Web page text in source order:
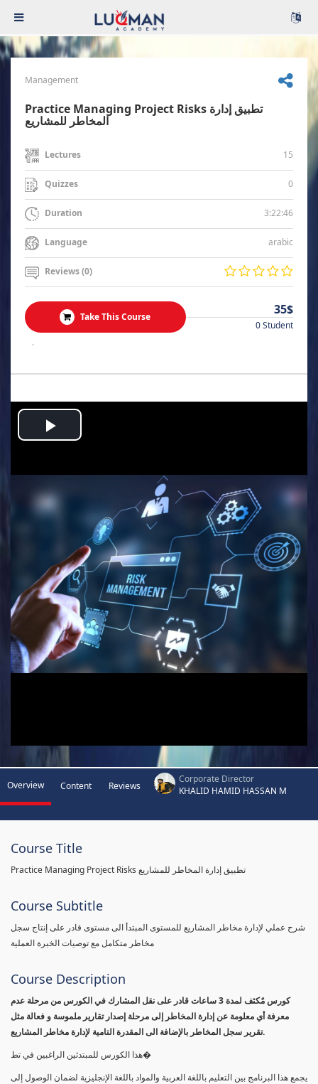
Management
Practice Managing Project Risks تطبيق إدارة
المخاطر للمشاريع
Lectures 15
Quizzes 0
Duration 3:22:46
Language arabic
Reviews (0)
Take This Course 35$
0 Student
.
Play
Video
Overview Content Reviews
Corporate Director
KHALID HAMID HASSAN M
Course Title
Practice Managing Project Risks تطبيق إدارة المخاطر للمشاريع
Course Subtitle
شرح عملي لإدارة مخاطر المشاريع للمستوى المبتدأ الى مستوى قادر على إنتاج سجل
مخاطر متكامل مع توصيات الخبرة العملية
Course Description
كورس مٌكثف لمدة 3 ساعات قادر على نقل المشارك في الكورس من مرحلة عدم
معرفة أي معلومة عن إدارة المخاطر إلى مرحلة إصدار تقارير ملموسة و فعالة مثل
تقرير سجل المخاطر بالإضافة الى المقدرة التامية لإدارة مخاطر المشاريع.
هذا الكورس للمبتدئين الراغبين في تط�
يجمع هذا البرنامج بين التعليم باللغة العربية والمواد باللغة الإنجليزية لضمان الوصول إلى